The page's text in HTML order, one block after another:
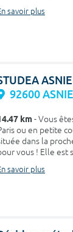
savoir plus
92600
km- Vous
ou en petite
dans la
vous ! Elle est
savoir plus